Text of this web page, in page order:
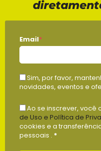
Email*
Sim, por favor,
novidades, eventos e
Ao se inscrever, você
de Uso e Política de
cookies e a
pessoais . *